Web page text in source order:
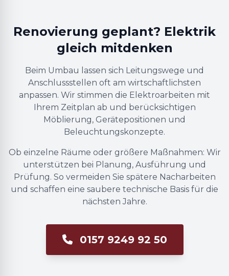
Renovierung geplant? Elektrik
gleich mitdenken
Beim Umbau lassen sich Leitungswege und
Anschlussstellen oft am wirtschaftlichsten
anpassen. Wir stimmen die Elektroarbeiten mit
Ihrem Zeitplan ab und berücksichtigen
Möblierung, Gerätepositionen und
Beleuchtungskonzepte.
Ob einzelne Räume oder größere Maßnahmen: Wir
unterstützen bei Planung, Ausführung und
Prüfung. So vermeiden Sie spätere Nacharbeiten
und schaffen eine saubere technische Basis für die
nächsten Jahre.
0157 9249 92 50